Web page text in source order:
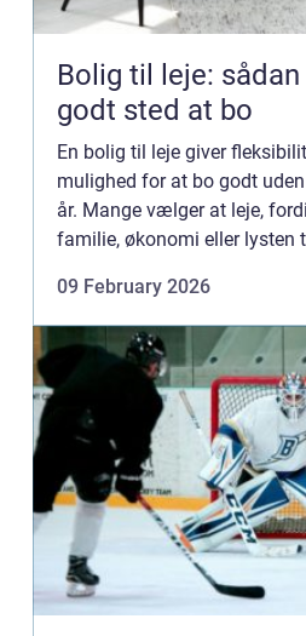
Bolig til leje:
godt sted at bo
En bolig til leje giver
mulighed for at bo godt
år. Mange vælger at leje,
familie, økonomi eller lysten
09 February 2026